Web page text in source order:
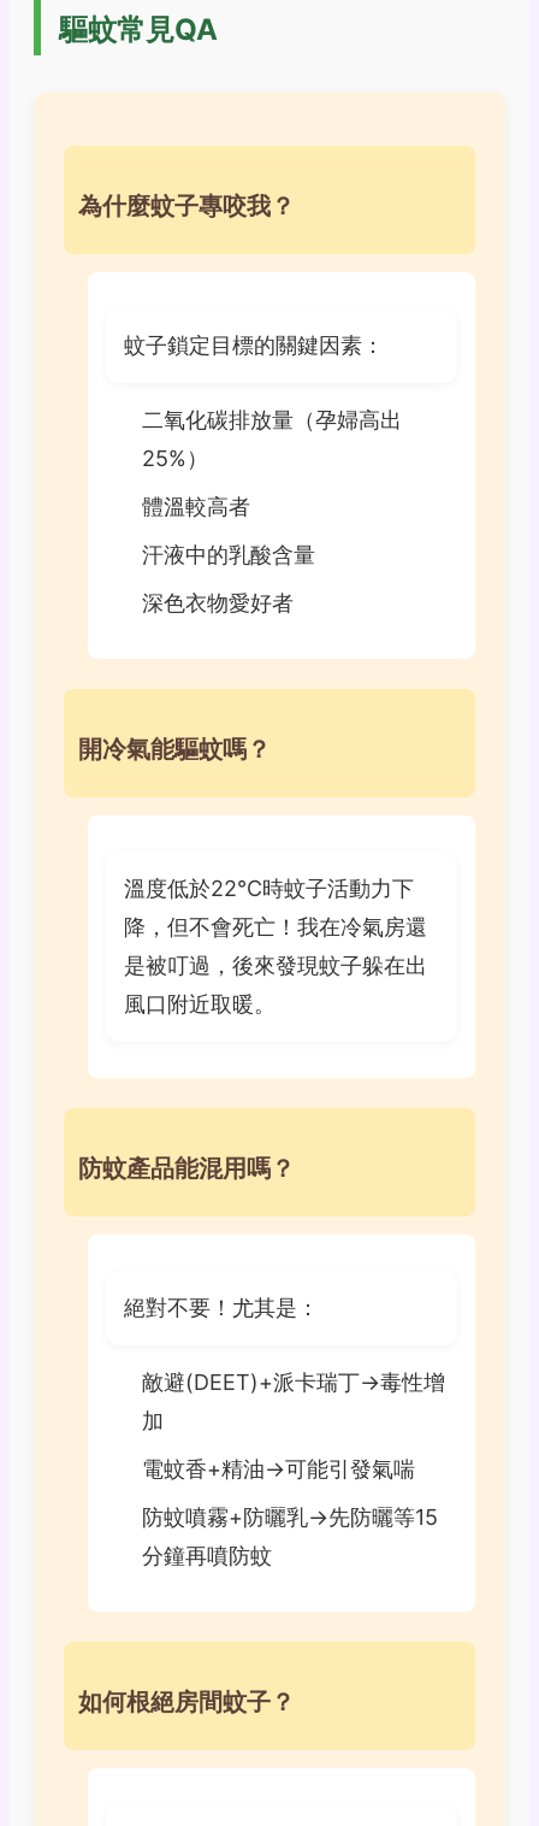
驅蚊常見QA
為什麼蚊子專咬我？
蚊子鎖定目標的關鍵因素：
二氧化碳排放量（孕婦高出
25%）
體溫較高者
汗液中的乳酸含量
深色衣物愛好者
開冷氣能驅蚊嗎？
溫度低於22℃時蚊子活動力下
降，但不會死亡！我在冷氣房還
是被叮過，後來發現蚊子躲在出
風口附近取暖。
防蚊產品能混用嗎？
絕對不要！尤其是：
敵避(DEET)+派卡瑞丁→毒性增
加
電蚊香+精油→可能引發氣喘
防蚊噴霧+防曬乳→先防曬等15
分鐘再噴防蚊
如何根絕房間蚊子？